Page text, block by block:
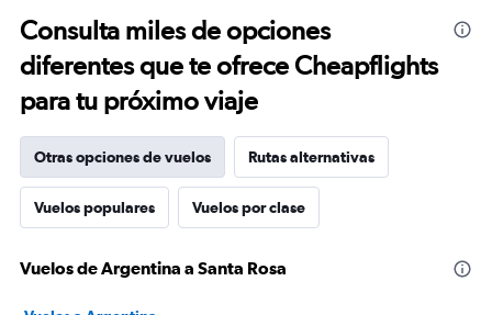
Consulta miles de opciones
diferentes que te ofrece Cheapflights
para tu próximo viaje
Otras opciones de vuelos Rutas alternativas
Vuelos populares Vuelos por clase
Vuelos de Argentina a Santa Rosa